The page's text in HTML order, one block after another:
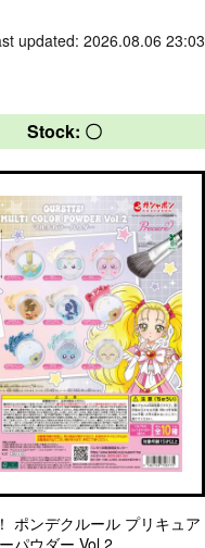
updated: 2026.08.06 23:03
Stock: 〇
ポンデクルール プリキュア
パウダー Vol.2